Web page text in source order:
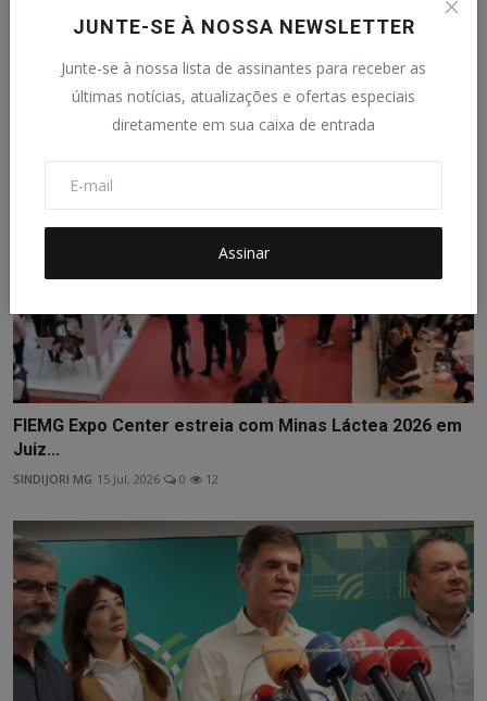
JUNTE-SE À NOSSA NEWSLETTER
Junte-se à nossa lista de assinantes para receber as
últimas notícias, atualizações e ofertas especiais
diretamente em sua caixa de entrada
Assinar
Novo curso do Sistema Faemg Senar ensina a
SINDIJORI MG 5 Ago, 2026 0 15
FIEMG Expo Center estreia com Minas Láctea 2026 em
Juiz...
SINDIJORI MG 15 Jul, 2026 0 12